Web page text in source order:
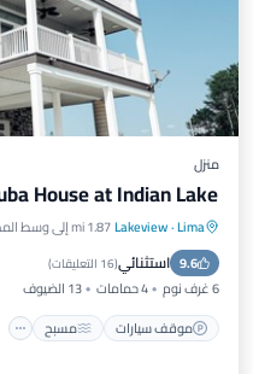
منزل
House at Indian Lake
Lima
·
Lakeview1.87 mi إلى وسط المدينة
9.6 استثنائي(16 التعليقات )
6 غرف نوم 4 حمامات
13 الضيوف
موقف سيارات
مسبح
موقف سيارات
مطبخ